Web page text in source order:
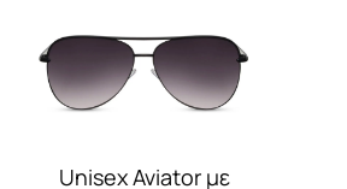
Unisex Aviator με
το
προϊόν
έχει
πολλαπλές
Οι